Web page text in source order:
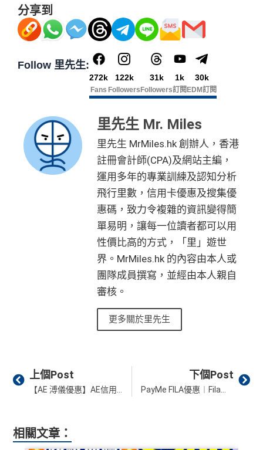
分享到
Follow 里先生:
272k
Fans
122k
Followers
31k
Followers
1k
訂閱
30k
EDM訂閱
里先生 Mr. Miles
里先生 MrMiles.hk 創辦人，香港
註冊會計師(CPA)及網站主編，
運用多年的專業訓練及認知分析
飛行里數，信用卡優惠及搜集優
惠碼，致力令複雜的資訊變得簡
單易明，讓每一位讀者都可以用
性價比高的方式，「里」遊世
界。MrMiles.hk 的內容由本人或
團隊成員撰寫，並經由本人親自
審核。
更多關於里先生
Prev
上個Post 下個Post
相關文章：